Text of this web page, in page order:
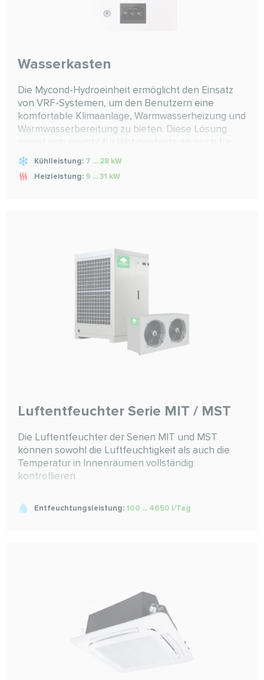
Wasserkasten
Die Mycond-Hydroeinheit ermöglicht den Einsatz
von VRF-Systemen, um den Benutzern eine
komfortable Klimaanlage, Warmwasserheizung und
Warmwasserbereitung zu bieten. Diese Lösung
gewerbliche Bereiche, wie Wohnhäuser,
Bürogebäude, Hotels, Krankenhäuser usw.
Kühlleistung: 7 ... 28 kW
Heizleistung: 9 ... 31 kW
Luftentfeuchter Serie MIT / MST
Die Luftentfeuchter der Serien MIТ und MST
können sowohl die Luftfeuchtigkeit als auch die
Temperatur in Innenräumen vollständig
kontrollieren
Entfeuchtungsleistung: 100 ... 4650 l/Tag